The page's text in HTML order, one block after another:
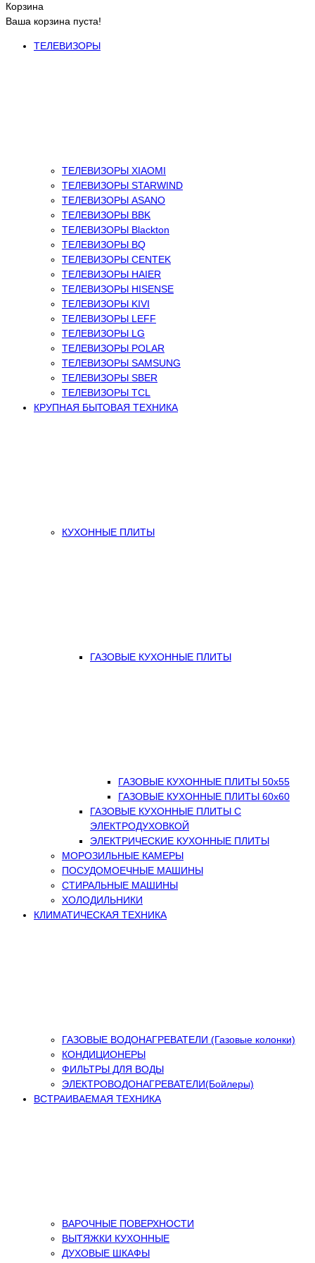
Корзина
Ваша корзина пуста!
ТЕЛЕВИЗОРЫ
ТЕЛЕВИЗОРЫ XIAOMI
ТЕЛЕВИЗОРЫ STARWIND
ТЕЛЕВИЗОРЫ ASANO
ТЕЛЕВИЗОРЫ BBK
ТЕЛЕВИЗОРЫ Blackton
ТЕЛЕВИЗОРЫ BQ
ТЕЛЕВИЗОРЫ CENTEK
ТЕЛЕВИЗОРЫ HAIER
ТЕЛЕВИЗОРЫ HISENSE
ТЕЛЕВИЗОРЫ KIVI
ТЕЛЕВИЗОРЫ LEFF
ТЕЛЕВИЗОРЫ LG
ТЕЛЕВИЗОРЫ POLAR
ТЕЛЕВИЗОРЫ SAMSUNG
ТЕЛЕВИЗОРЫ SBER
ТЕЛЕВИЗОРЫ TCL
КРУПНАЯ БЫТОВАЯ ТЕХНИКА
КУХОННЫЕ ПЛИТЫ
ГАЗОВЫЕ КУХОННЫЕ ПЛИТЫ
ГАЗОВЫЕ КУХОННЫЕ ПЛИТЫ 50х55
ГАЗОВЫЕ КУХОННЫЕ ПЛИТЫ 60х60
ГАЗОВЫЕ КУХОННЫЕ ПЛИТЫ С
ЭЛЕКТРОДУХОВКОЙ
ЭЛЕКТРИЧЕСКИЕ КУХОННЫЕ ПЛИТЫ
МОРОЗИЛЬНЫЕ КАМЕРЫ
ПОСУДОМОЕЧНЫЕ МАШИНЫ
СТИРАЛЬНЫЕ МАШИНЫ
ХОЛОДИЛЬНИКИ
КЛИМАТИЧЕСКАЯ ТЕХНИКА
ГАЗОВЫЕ ВОДОНАГРЕВАТЕЛИ (Газовые колонки)
КОНДИЦИОНЕРЫ
ФИЛЬТРЫ ДЛЯ ВОДЫ
ЭЛЕКТРОВОДОНАГРЕВАТЕЛИ(Бойлеры)
ВСТРАИВАЕМАЯ ТЕХНИКА
ВАРОЧНЫЕ ПОВЕРХНОСТИ
ВЫТЯЖКИ КУХОННЫЕ
ДУХОВЫЕ ШКАФЫ